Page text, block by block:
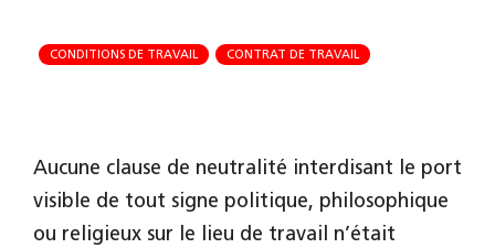
CONDITIONS DE TRAVAIL CONTRAT DE TRAVAIL
Aucune clause de neutralité interdisant le port
visible de tout signe politique, philosophique
ou religieux sur le lieu de travail n’était